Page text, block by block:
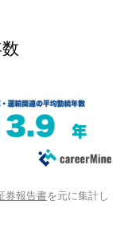
券報告書を元に集計し